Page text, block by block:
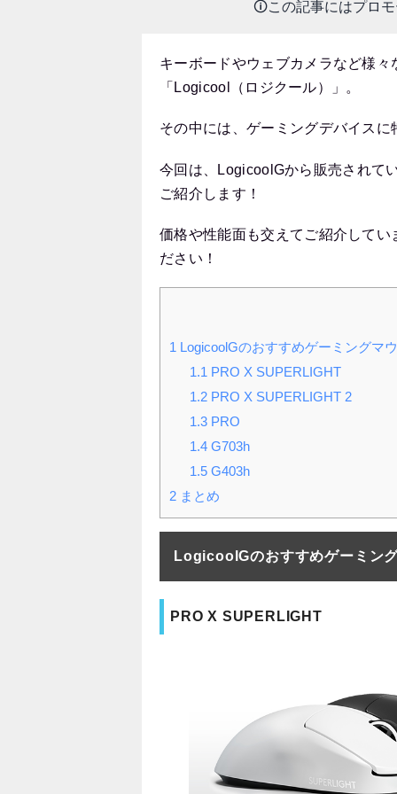
🛈この記事にはプロモ
キーボードやウェブカメラなど様
「Logicool（ロジクール）」。
その中には、ゲーミングデバイスに
今回は、LogicoolGから販売されて
ご紹介します！
価格や性能面も交えてご紹介して
ださい！
1 LogicoolGのおすすめゲーミングマ
1.1 PRO X SUPERLIGHT
1.2PRO X SUPERLIGHT 2
1.3PRO
1.4G703h
1.5G403h
2 まとめ
LogicoolGのおすすめゲーミン
PRO X SUPERLIGHT